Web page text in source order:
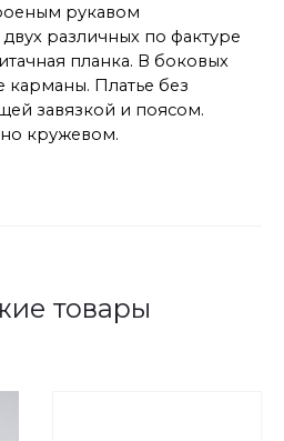
рукавом
различных по фактуре
планка. В боковых
Платье без
завязкой и поясом.
кружевом.
товары